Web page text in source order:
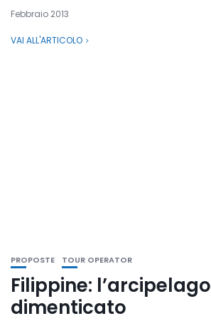
Febbraio 2013
VAI ALL'ARTICOLO
PROPOSTE TOUR OPERATOR
Filippine: l’arcipelago
dimenticato